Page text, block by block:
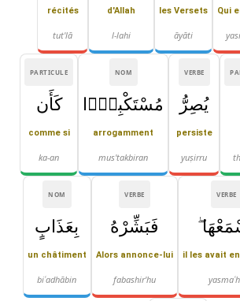
Qui
les Versets
āyāti
d'Allah
l-lahi
récités
tut'lā
VERBE
يُصِرُّ
persiste
yuṣirru
NOM
مُسْتَكْبِرًۭا
arrogamment
mus'takbiran
PARTICULE
كَأَن
comme si
ka-an
VERBE
il les avait
VERBE
فَبَشِّرْهُ
Alors annonce-lui
fabashir'hu
NOM
بِعَذَابٍ
un châtiment
biʿadhābin